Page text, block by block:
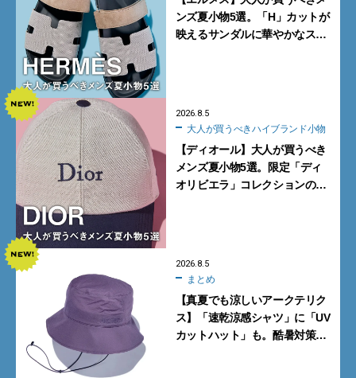
ンズ夏小物5選。「H」カットが
映えるサンダルに華やかなス
2026.8.5
大人が買うべきハイブランド小物
【ディオール】大人が買うべき
メンズ夏小物5選。限定「ディ
オリビエラ」コレクションの
2026.8.5
まとめ
【真夏でも涼しいアークテリク
ス】「速乾涼感シャツ」に「UV
カットハット」も。酷暑対策に